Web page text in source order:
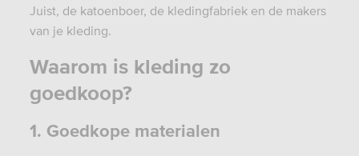
Juist, de katoenboer, de kledingfabriek en de makers
van je kleding.
Waarom is kleding zo
goedkoop?
1. Goedkope materialen